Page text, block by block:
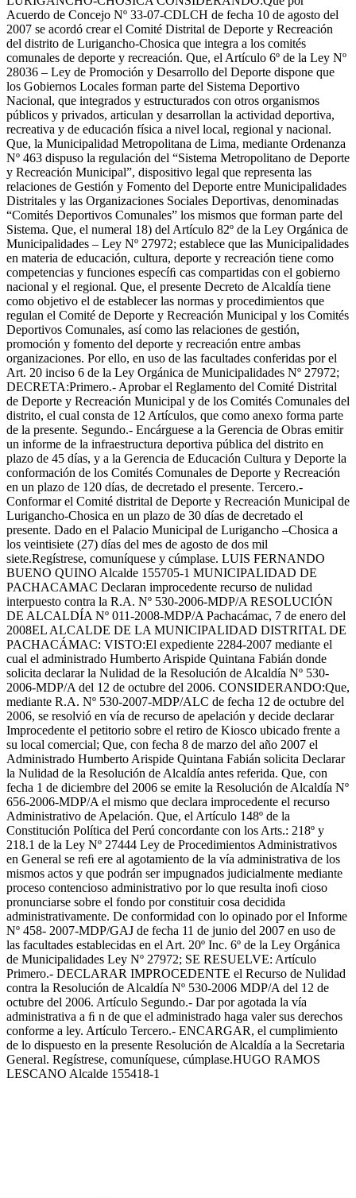
Acuerdo de Concejo Nº 33-07-CDLCH de fecha 10 de agosto del
2007 se acordó crear el Comité Distrital de Deporte y Recreación
del distrito de Lurigancho-Chosica que integra a los comités
comunales de deporte y recreación. Que, el Artículo 6º de la Ley Nº
28036 – Ley de Promoción y Desarrollo del Deporte dispone que
los Gobiernos Locales forman parte del Sistema Deportivo
Nacional, que integrados y estructurados con otros organismos
públicos y privados, articulan y desarrollan la actividad deportiva,
recreativa y de educación física a nivel local, regional y nacional.
Que, la Municipalidad Metropolitana de Lima, mediante Ordenanza
Nº 463 dispuso la regulación del “Sistema Metropolitano de Deporte
y Recreación Municipal”, dispositivo legal que representa las
relaciones de Gestión y Fomento del Deporte entre Municipalidades
Distritales y las Organizaciones Sociales Deportivas, denominadas
“Comités Deportivos Comunales” los mismos que forman parte del
Sistema. Que, el numeral 18) del Artículo 82º de la Ley Orgánica de
Municipalidades – Ley Nº 27972; establece que las Municipalidades
en materia de educación, cultura, deporte y recreación tiene como
competencias y funciones especíﬁ cas compartidas con el gobierno
nacional y el regional. Que, el presente Decreto de Alcaldía tiene
como objetivo el de establecer las normas y procedimientos que
regulan el Comité de Deporte y Recreación Municipal y los Comités
Deportivos Comunales, así como las relaciones de gestión,
promoción y fomento del deporte y recreación entre ambas
organizaciones. Por ello, en uso de las facultades conferidas por el
Art. 20 inciso 6 de la Ley Orgánica de Municipalidades Nº 27972;
DECRETA:Primero.- Aprobar el Reglamento del Comité Distrital
de Deporte y Recreación Municipal y de los Comités Comunales del
distrito, el cual consta de 12 Artículos, que como anexo forma parte
de la presente. Segundo.- Encárguese a la Gerencia de Obras emitir
un informe de la infraestructura deportiva pública del distrito en
plazo de 45 días, y a la Gerencia de Educación Cultura y Deporte la
conformación de los Comités Comunales de Deporte y Recreación
en un plazo de 120 días, de decretado el presente. Tercero.-
Conformar el Comité distrital de Deporte y Recreación Municipal de
Lurigancho-Chosica en un plazo de 30 días de decretado el
presente. Dado en el Palacio Municipal de Lurigancho –Chosica a
los veintisiete (27) días del mes de agosto de dos mil
siete.Regístrese, comuníquese y cúmplase. LUIS FERNANDO
BUENO QUINO Alcalde 155705-1 MUNICIPALIDAD DE
PACHACAMAC Declaran improcedente recurso de nulidad
interpuesto contra la R.A. Nº 530-2006-MDP/A RESOLUCIÓN
DE ALCALDÍA Nº 011-2008-MDP/A Pachacámac, 7 de enero del
2008EL ALCALDE DE LA MUNICIPALIDAD DISTRITAL DE
PACHACÁMAC: VISTO:El expediente 2284-2007 mediante el
cual el administrado Humberto Arispide Quintana Fabián donde
solicita declarar la Nulidad de la Resolución de Alcaldía Nº 530-
2006-MDP/A del 12 de octubre del 2006. CONSIDERANDO:Que,
mediante R.A. Nº 530-2007-MDP/ALC de fecha 12 de octubre del
2006, se resolvió en vía de recurso de apelación y decide declarar
Improcedente el petitorio sobre el retiro de Kiosco ubicado frente a
su local comercial; Que, con fecha 8 de marzo del año 2007 el
Administrado Humberto Arispide Quintana Fabián solicita Declarar
la Nulidad de la Resolución de Alcaldía antes referida. Que, con
fecha 1 de diciembre del 2006 se emite la Resolución de Alcaldía Nº
656-2006-MDP/A el mismo que declara improcedente el recurso
Administrativo de Apelación. Que, el Artículo 148º de la
Constitución Política del Perú concordante con los Arts.: 218º y
218.1 de la Ley Nº 27444 Ley de Procedimientos Administrativos
en General se reﬁ ere al agotamiento de la vía administrativa de los
mismos actos y que podrán ser impugnados judicialmente mediante
proceso contencioso administrativo por lo que resulta inoﬁ cioso
pronunciarse sobre el fondo por constituir cosa decidida
administrativamente. De conformidad con lo opinado por el Informe
Nº 458- 2007-MDP/GAJ de fecha 11 de junio del 2007 en uso de
las facultades establecidas en el Art. 20º Inc. 6º de la Ley Orgánica
de Municipalidades Ley Nº 27972; SE RESUELVE: Artículo
Primero.- DECLARAR IMPROCEDENTE el Recurso de Nulidad
contra la Resolución de Alcaldía Nº 530-2006 MDP/A del 12 de
octubre del 2006. Artículo Segundo.- Dar por agotada la vía
administrativa a ﬁ n de que el administrado haga valer sus derechos
conforme a ley. Artículo Tercero.- ENCARGAR, el cumplimiento
de lo dispuesto en la presente Resolución de Alcaldía a la Secretaria
General. Regístrese, comuníquese, cúmplase.HUGO RAMOS
LESCANO Alcalde 155418-1